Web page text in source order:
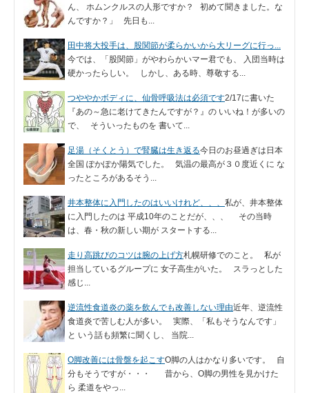
ん、 ホムンクルスの人形ですか？ 初めて聞きました。な
んですか？」 先日も...
田中将大投手は、股関節が柔らかいから大リーグに行っ...
今では、「股関節」がやわらかいマー君でも、 入団当時は
硬かったらしい。 しかし、ある時、尊敬する...
つややかボディに、仙骨呼吸法は必須です2/17に書いた
『あの～急に老けてきたんですが？』の いいね！が多いの
で、 そういったものを 書いて...
足湯（そくとう）で腎臓は生き返る今日のお昼過ぎは日本
全国 ぽかぽか陽気でした。 気温の最高が３０度近くに な
ったところがあるそう...
井本整体に入門したのはいいけれど、、、 私が、井本整体
に入門したのは 平成10年のことだが、、、 その当時
は、春・秋の新しい期が スタートする...
走り高跳びのコツは腕の上げ方札幌研修でのこと。 私が
担当しているグループに 女子高生がいた。 スラっとした
感じ...
逆流性食道炎の薬を飲んでも改善しない理由近年、逆流性
食道炎で苦しむ人が多い。 実際、「私もそうなんです」
と いう話も頻繁に聞くし、 当院...
O脚改善には骨盤を起こすO脚の人はかなり多いです。 自
分もそうですが・・・ 昔から、O脚の男性を見かけた
ら 柔道をやっ...